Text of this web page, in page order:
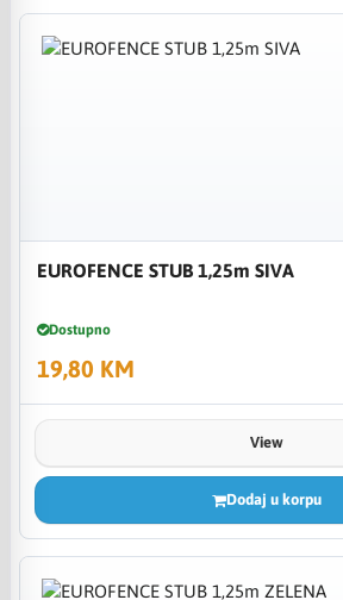
EUROFENCE STUB 1,25m SIVA
Dostupno
19,80 KM
View
Dodaj u korpu